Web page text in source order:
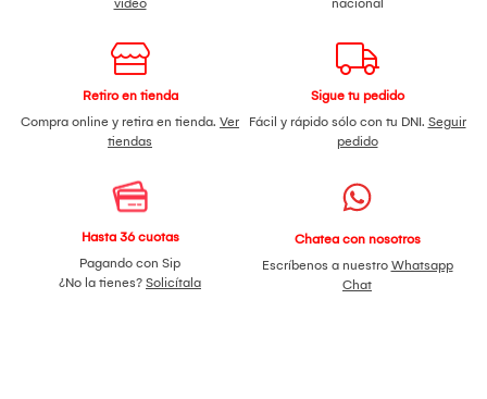
Retiro en tienda
Compra online y retira en tienda. Ver
tiendas
Sigue tu pedido
Fácil y rápido sólo con tu DNI. Seguir
pedido
Hasta 36 cuotas
Pagando con Sip
¿No la tienes? Solicítala
Chatea con nosotros
Escríbenos a nuestro Whatsapp
Chat